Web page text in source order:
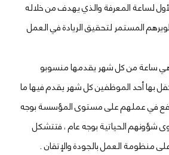
لساعة المعرفة والذي يهدف من خلاله
المستمر لتحقيق الريادة في العمل
ساعة من كل شهر يقدمها منسوبو
بها أحد الموظفين كل شهر يقدم فيها ما
في عملهم على مستوى المؤسسة بوجه
الحياتية بوجه عام ، فتتشكل
منظومة العمل بالجودة والإتقان .